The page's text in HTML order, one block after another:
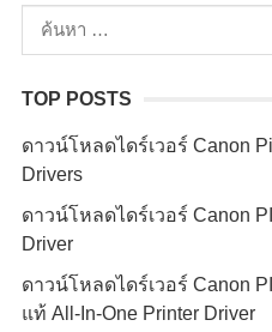
ค้นหา
สำหรับ:
TOP POSTS
ดาวน์โหลดไดร์เวอร์ Canon
Drivers
ดาวน์โหลดไดร์เวอร์ Canon
Driver
ดาวน์โหลดไดร์เวอร์ Canon
แท้ All-In-One Printer Driver